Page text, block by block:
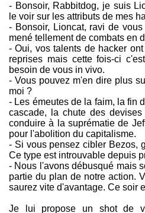
- Bonsoir, Rabbitdog, je suis
le voir sur les attributs de mes
- Bonsoir, Lioncat, ravi de
mené tellement de combats en
- Oui, vos talents de hacker
reprises mais cette fois-ci
besoin de vous in vivo.
- Vous pouvez m'en dire plus
moi ?
- Les émeutes de la faim, la fin
cascade, la chute des
conduire à la suprématie de
pour l'abolition du capitalisme.
- Si vous pensez cibler Bezos,
Ce type est introuvable depuis
- Nous l'avons débusqué mais
partie du plan de notre action.
saurez vite d'avantage. Ce soir
Je lui propose un shot de